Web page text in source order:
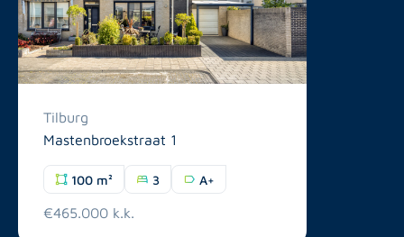
Tilburg
Mastenbroekstraat 1
100 m² 3 A+
€465.000 k.k.